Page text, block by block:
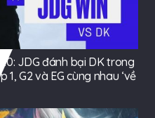
JDG đánh bại DK trong
G2 và EG cùng nhau ‘về